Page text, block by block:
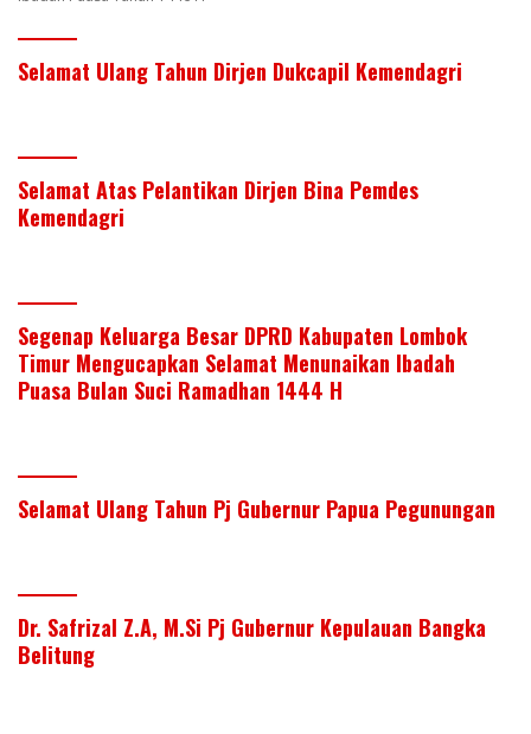
Selamat Ulang Tahun Dirjen Dukcapil Kemendagri
Selamat Atas Pelantikan Dirjen Bina Pemdes
Kemendagri
Segenap Keluarga Besar DPRD Kabupaten Lombok
Timur Mengucapkan Selamat Menunaikan Ibadah
Puasa Bulan Suci Ramadhan 1444 H
Selamat Ulang Tahun Pj Gubernur Papua Pegunungan
Dr. Safrizal Z.A, M.Si Pj Gubernur Kepulauan Bangka
Belitung